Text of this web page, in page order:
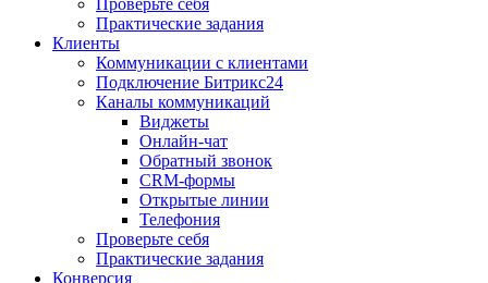
Проверьте себя
Практические задания
Клиенты
Коммуникации с клиентами
Подключение Битрикс24
Каналы коммуникаций
Виджеты
Онлайн-чат
Обратный звонок
CRM-формы
Открытые линии
Телефония
Проверьте себя
Практические задания
Конверсия